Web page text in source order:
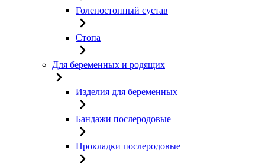
Голеностопный сустав
Стопа
Для беременных и родящих
Изделия для беременных
Бандажи послеродовые
Прокладки послеродовые